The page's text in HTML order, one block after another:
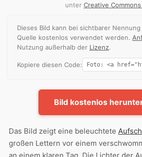
unter Creative
Dieses Bild kann bei sichtbarer
Quelle kostenlos verwendet werden.
Nutzung außerhalb der Lizenz.
Kopiere diesen Code:
Bild kostenlos
Das Bild zeigt eine beleuchtete
großen Lettern vor einem